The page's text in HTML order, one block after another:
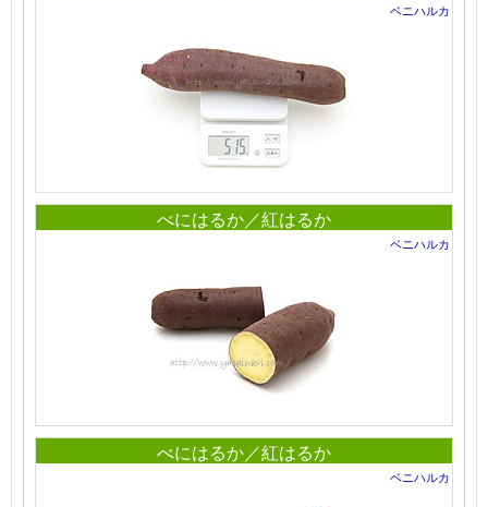
ベニハルカ
べにはるか／紅はるか
ベニハルカ
べにはるか／紅はるか
ベニハルカ